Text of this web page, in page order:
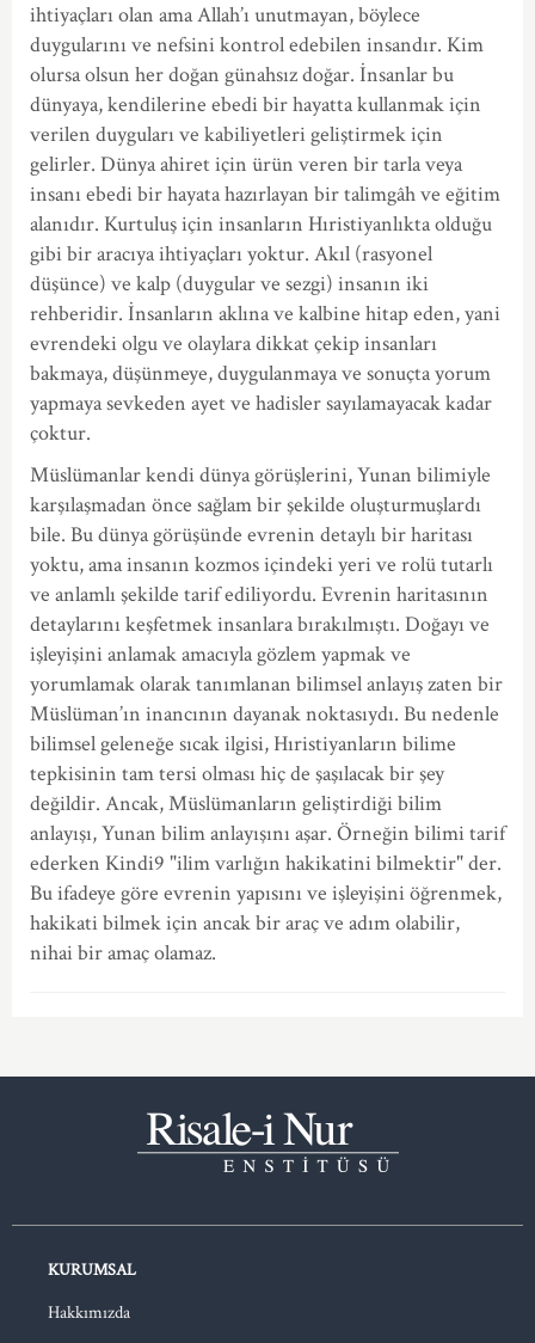
ihtiyaçları olan ama Allah’ı unutmayan, böylece
duygularını ve nefsini kontrol edebilen insandır. Kim
olursa olsun her doğan günahsız doğar. İnsanlar bu
dünyaya, kendilerine ebedi bir hayatta kullanmak için
verilen duyguları ve kabiliyetleri geliştirmek için
gelirler. Dünya ahiret için ürün veren bir tarla veya
insanı ebedi bir hayata hazırlayan bir talimgâh ve eğitim
alanıdır. Kurtuluş için insanların Hıristiyanlıkta olduğu
gibi bir aracıya ihtiyaçları yoktur. Akıl (rasyonel
düşünce) ve kalp (duygular ve sezgi) insanın iki
rehberidir. İnsanların aklına ve kalbine hitap eden, yani
evrendeki olgu ve olaylara dikkat çekip insanları
bakmaya, düşünmeye, duygulanmaya ve sonuçta yorum
yapmaya sevkeden ayet ve hadisler sayılamayacak kadar
çoktur.
Müslümanlar kendi dünya görüşlerini, Yunan bilimiyle
karşılaşmadan önce sağlam bir şekilde oluşturmuşlardı
bile. Bu dünya görüşünde evrenin detaylı bir haritası
yoktu, ama insanın kozmos içindeki yeri ve rolü tutarlı
ve anlamlı şekilde tarif ediliyordu. Evrenin haritasının
detaylarını keşfetmek insanlara bırakılmıştı. Doğayı ve
işleyişini anlamak amacıyla gözlem yapmak ve
yorumlamak olarak tanımlanan bilimsel anlayış zaten bir
Müslüman’ın inancının dayanak noktasıydı. Bu nedenle
bilimsel geleneğe sıcak ilgisi, Hıristiyanların bilime
tepkisinin tam tersi olması hiç de şaşılacak bir şey
değildir. Ancak, Müslümanların geliştirdiği bilim
anlayışı, Yunan bilim anlayışını aşar. Örneğin bilimi tarif
ederken Kindi9 "ilim varlığın hakikatini bilmektir" der.
Bu ifadeye göre evrenin yapısını ve işleyişini öğrenmek,
hakikati bilmek için ancak bir araç ve adım olabilir,
nihai bir amaç olamaz.
KURUMSAL
Hakkımızda